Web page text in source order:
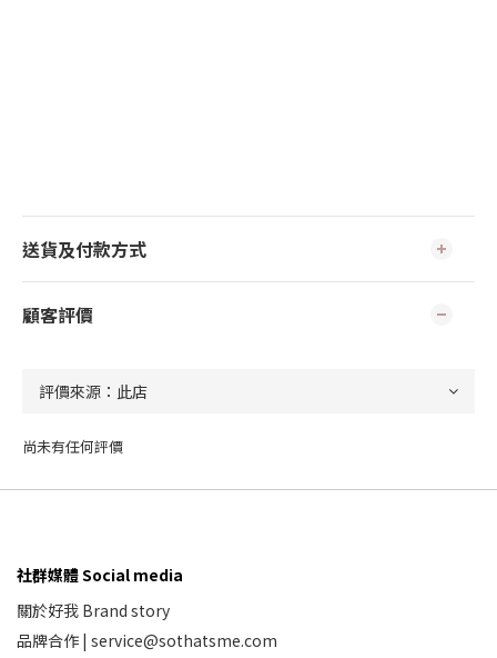
送貨及付款方式
顧客評價
尚未有任何評價
社群媒體 Social media
關於好我 Brand story
品牌合作 | service@sothatsme.com